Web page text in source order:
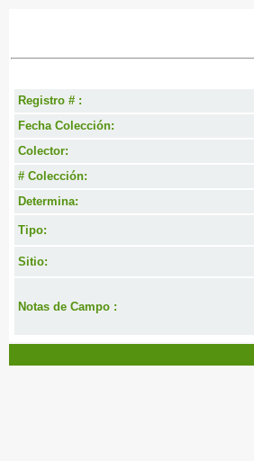
Registro # :
Fecha Colección:
Colector:
# Colección:
Determina:
Tipo:
Sitio:
Notas de Campo :